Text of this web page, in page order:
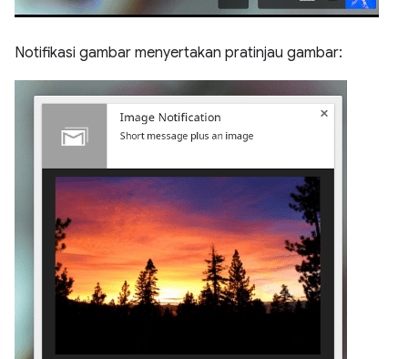
Notifikasi gambar menyertakan pratinjau gambar: